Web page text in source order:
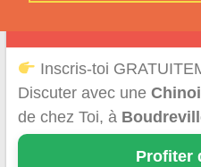
Inscris-toi
Discuter avec une
de chez Toi, à
Profiter